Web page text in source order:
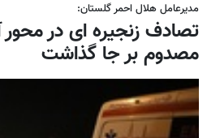
مدیرعامل هلال احمر گلستان:
مصدوم بر جا گذاشت